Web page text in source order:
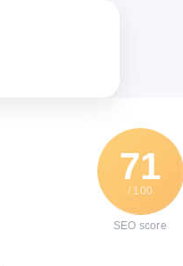
71
/ 100
SEO score